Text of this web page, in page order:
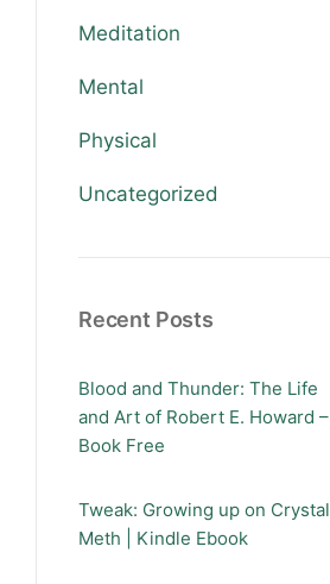
Meditation
Mental
Physical
Uncategorized
Recent Posts
Blood and Thunder: The Life
and Art of Robert E. Howard –
Book Free
Tweak: Growing up on Crystal
Meth | Kindle Ebook